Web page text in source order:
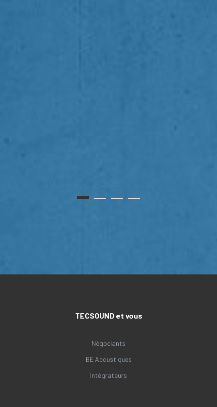
TECSOUND et vous
Négociants
BE Acoustiques
Intégrateurs